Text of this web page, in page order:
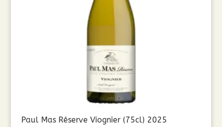
Paul Mas Réserve Viognier (75cl) 2025